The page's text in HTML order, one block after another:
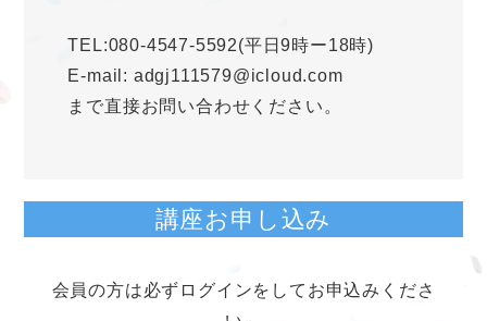
TEL:080-4547-5592(平日9時ー18時)
E-mail: adgj111579@icloud.com
まで直接お問い合わせください。
講座お申し込み
会員の方は必ずログインをしてお申込みくださ